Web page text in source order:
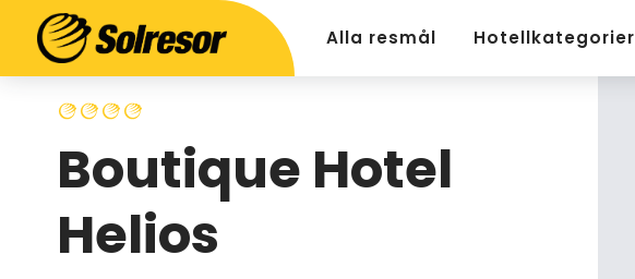
Alla resmål Hotellkategorier
Boutique Hotel
Helios